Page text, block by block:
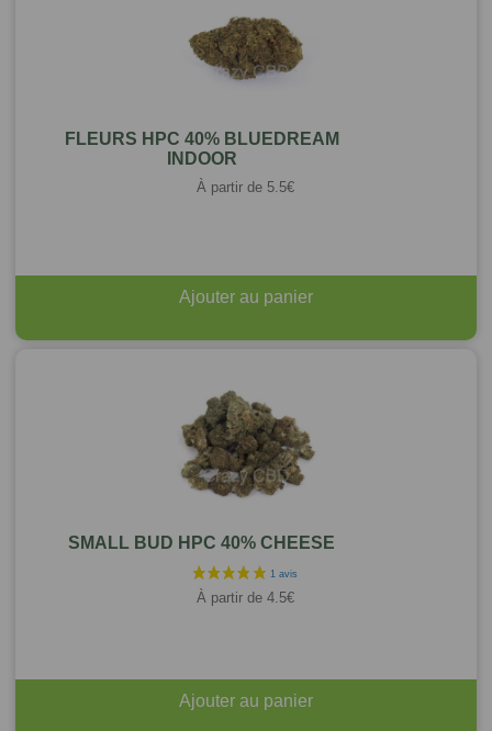
FLEURS HPC 40% BLUEDREAM
INDOOR
À partir de 5.5€
Ajouter au panier
SMALL BUD HPC 40% CHEESE
À partir de4.5€
Ajouter au panier